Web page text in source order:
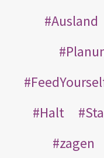
Ausland
Halt
zagen